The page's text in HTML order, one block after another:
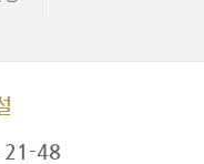
21-48